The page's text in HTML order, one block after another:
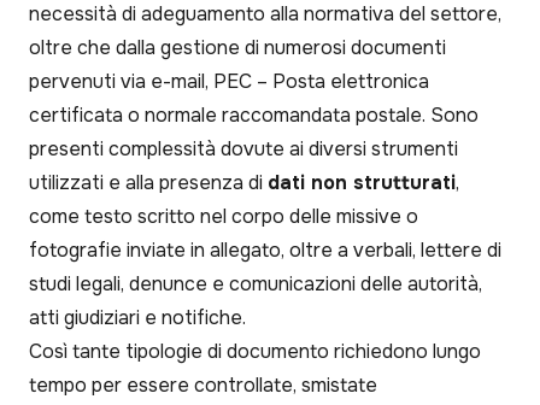
necessità di adeguamento alla normativa del settore,
oltre che dalla gestione di numerosi documenti
pervenuti via e-mail, PEC – Posta elettronica
certificata o normale raccomandata postale. Sono
presenti complessità dovute ai diversi strumenti
utilizzati e alla presenza di dati non strutturati,
come testo scritto nel corpo delle missive o
fotografie inviate in allegato, oltre a verbali, lettere di
studi legali, denunce e comunicazioni delle autorità,
atti giudiziari e notifiche.
Così tante tipologie di documento richiedono lungo
tempo per essere controllate, smistate